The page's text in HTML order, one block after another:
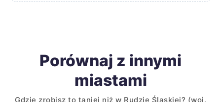
Porównaj z innymi
miastami
Gdzie zrobisz to taniej niż w Rudzie Śląskiej? (woj.